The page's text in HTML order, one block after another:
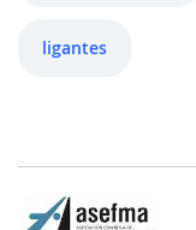
ligantes